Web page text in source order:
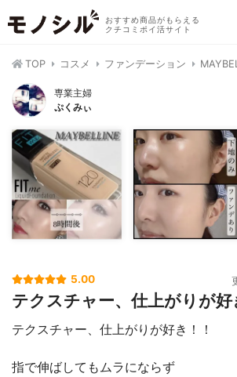
おすすめ商品がもらえる
クチコミポイ活サイト
TOP コスメ ファンデーション
専業主婦
ぷくみぃ
5.00
テクスチャー、仕上がりが好
テクスチャー、仕上がりが好き！！
指で伸ばしてもムラにならず